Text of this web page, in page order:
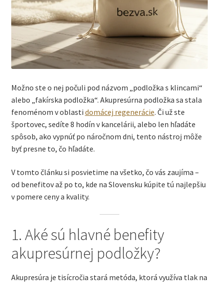
Možno ste o nej počuli pod názvom „podložka s klincami“
alebo „fakírska podložka“. Akupresúrna podložka sa stala
fenoménom v oblasti domácej regenerácie. Či už ste
športovec, sedíte 8 hodín v kancelárii, alebo len hľadáte
spôsob, ako vypnúť po náročnom dni, tento nástroj môže
byť presne to, čo hľadáte.
V tomto článku si posvietime na všetko, čo vás zaujíma –
od benefitov až po to, kde na Slovensku kúpite tú najlepšiu
v pomere ceny a kvality.
1. Aké sú hlavné benefity
akupresúrnej podložky?
Akupresúra je tisícročia stará metóda, ktorá využíva tlak na